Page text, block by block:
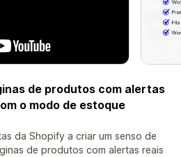
de produtos com alertas
o modo de estoque
da Shopify a criar um senso de
de produtos com alertas reais